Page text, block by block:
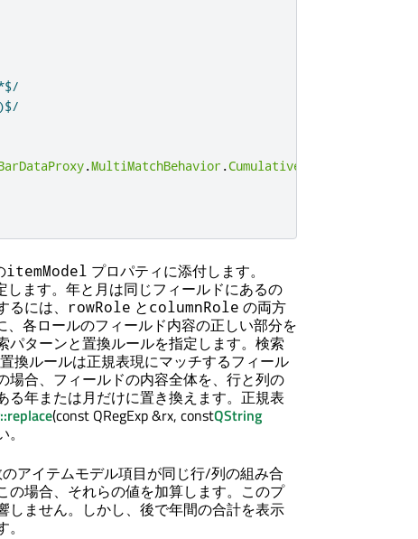
.MultiMatchBehavior.Cumulative
itemModel プロパティに添付します。
します。年と月は同じフィールドにあるの
には、
rowRole とcolumnRole の両方
各ロールのフィールド内容の正しい部分を
ターンと置換ルールを指定します。検索
換ルールは正規表現にマッチするフィール
場合、フィールドの内容全体を、行と列の
年または月だけに置き換えます。正規表
(const QRegExp &rx, constQString
アイテムモデル項目が同じ行/列の組み合
場合、それらの値を加算します。このプ
しません。しかし、後で年間の合計を表示